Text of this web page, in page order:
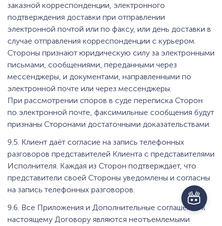
заказной корреспонденции, электронного
подтверждения доставки при отправлении
электронной почтой или по факсу, или день доставки в
случае отправления корреспонденции с курьером.
Стороны признают юридическую силу за электронными
письмами, сообщениями, переданными через
мессенджеры, и документами, направленными по
электронной почте или через мессенджеры.
При рассмотрении споров в суде переписка Сторон
по электронной почте, факсимильные сообщения будут
признаны Сторонами достаточными доказательствами.
9.5. Клиент даёт согласие на запись телефонных
разговоров представителей Клиента с представителями
Исполнителя. Каждая из Сторон подтверждает, что
представители своей Стороны уведомлены и согласны
на запись телефонных разговоров.
9.6. Все Приложения и Дополнительные соглашения к
настоящему Договору являются неотъемлемыми